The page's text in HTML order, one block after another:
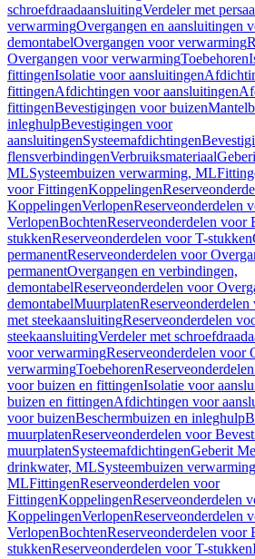
schroefdraadaansluitingVerdeler met
verwarmingOvergangen en aansluitingen
demontabelOvergangen voor verwarming
Overgangen voor verwarmingToebehoren
fittingenIsolatie voor aansluitingen
fittingenAfdichtingen voor aansluitingen
fittingenBevestigingen voor buizen
inleghulpBevestigingen voor
aansluitingenSysteemafdichtingen
flensverbindingenVerbruiksmateriaal
MLSysteembuizen verwarming, ML
voor FittingenKoppelingen
KoppelingenVerlopenReserveonderdelen
VerlopenBochtenReserveonderdelen voor
stukkenReserveonderdelen voor T-stukken
permanentReserveonderdelen voor
permanentOvergangen en verbindingen,
demontabelReserveonderdelen voor
demontabelMuurplaten
met steekaansluitingReserveonderdelen
steekaansluitingVerdeler met
voor verwarmingReserveonderdelen voor
verwarmingToebehoren
voor buizen en fittingenIsolatie voor
buizen en fittingenAfdichtingen voor
voor buizenBeschermbuizen en inleghulp
muurplatenReserveonderdelen voor
muurplatenSysteemafdichtingenGeberit
drinkwater, MLSysteembuizen
MLFittingenReserveonderdelen voor
FittingenKoppelingenReserveonderdelen
KoppelingenVerlopenReserveonderdelen
VerlopenBochtenReserveonderdelen voor
stukkenReserveonderdelen voor T-stukken